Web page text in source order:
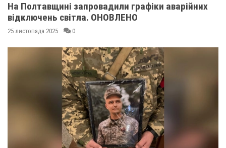
На Полтавщині запровадили графіки аварійних
відключень світла. ОНОВЛЕНО
25 листопада 2025 0